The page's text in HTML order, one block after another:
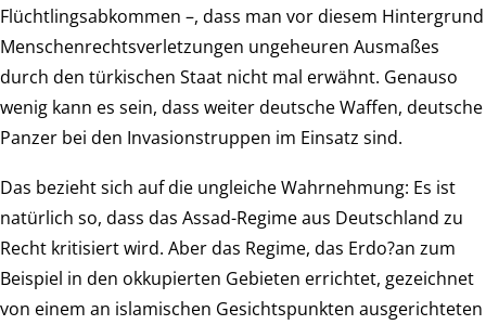
Flüchtlingsabkommen –, dass man vor diesem Hintergrund
Menschenrechtsverletzungen ungeheuren Ausmaßes
durch den türkischen Staat nicht mal erwähnt. Genauso
wenig kann es sein, dass weiter deutsche Waffen, deutsche
Panzer bei den Invasionstruppen im Einsatz sind.
Das bezieht sich auf die ungleiche Wahrnehmung: Es ist
natürlich so, dass das Assad-Regime aus Deutschland zu
Recht kritisiert wird. Aber das Regime, das Erdo?an zum
Beispiel in den okkupierten Gebieten errichtet, gezeichnet
von einem an islamischen Gesichtspunkten ausgerichteten